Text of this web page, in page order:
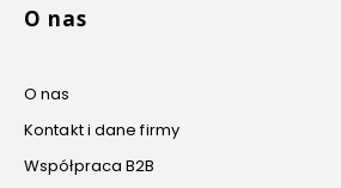
O nas
O nas
Kontakt i dane firmy
Współpraca B2B